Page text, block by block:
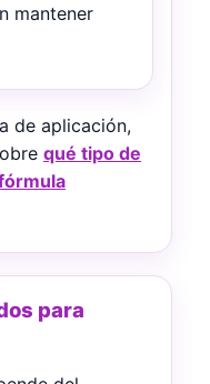
mantener
de aplicación,
qué tipo de
para